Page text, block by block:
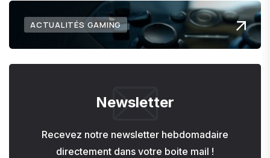
ACTUALITÉS GAMING
Newsletter
Recevez notre newsletter hebdomadaire
directement dans votre boite mail !